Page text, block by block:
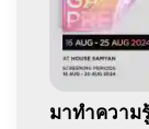
มาทำความ